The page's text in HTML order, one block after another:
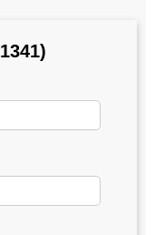
1341)